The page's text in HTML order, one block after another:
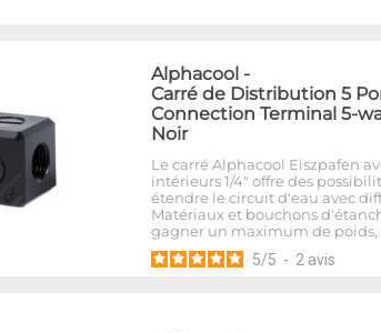
Alphacool -
Carré de Distribution 5
Connection Terminal 5-
Noir
Le carré Alphacool Eiszpafen
intérieurs 1/4" offre des
étendre le circuit d'eau avec
Matériaux et bouchons
gagner un maximum de poids,
5/5 - 2 avis